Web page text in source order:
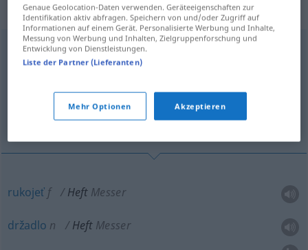
„Heft“: Neutrum
Heftn <-(e)s ;-e >
(Für mehr Details die Übersetzung anklicken/antippen)
rukojeť, držadlo
rukojeťf Heft Messer
držadlo n Heft Messer
Genaue Geolocation-Daten verwenden. Geräteeigenschaften zur
Identifikation aktiv abfragen. Speichern von und/oder Zugriff auf
Informationen auf einem Gerät. Personalisierte Werbung und Inhalte,
Messung von Werbung und Inhalten, Zielgruppenforschung und
Entwicklung von Dienstleistungen.
Liste der Partner (Lieferanten)
Mehr Optionen Akzeptieren